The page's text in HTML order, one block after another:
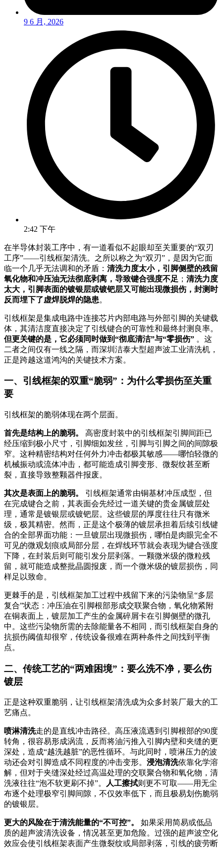
9 6 月, 2026
2:42 下午
在半导体封装工序中，有一道看似不起眼却至关重要的“双刃
工序”——引线框架清洗。之所以称之为“双刃”，是因为它面
临一个几乎无法调和的矛盾： 清洗力度太小，引脚侧壁的残留
氧化物和冲压油无法彻底剥离，导致键合强度不足 ； 清洗力度
太大，引脚表面的镀银层或镀钯层又可能出现微损伤，封测时
反而埋下了虚焊脱焊的隐患。
引线框架是集成电路中连接芯片内部电路与外部引脚的关键载
体，其清洁度直接决定了引线键合的可靠性和最终封测良率。
但更关键的是，它必须同时做到“彻底清洁”与“零损伤” 。这
二者之间仅有一线之隔，而深圳洁泰大型超声波工业清洗机，
正是跨越这道鸿沟的关键技术方案。
一、引线框架的双重“脆弱”：为什么零损伤至关重
要
引线框架的脆弱体现在两个层面。
首先是结构上的脆弱。
高密度封装中的引线框架引脚间距已
经压缩到极小尺寸，引脚细如发丝，引脚与引脚之间的间隙极
窄。这种精密结构对任何外力冲击都极其敏感——哪怕轻微的
机械振动或流体冲击，都可能造成引脚变形、微裂纹甚至断
裂，直接导致整颗器件报废。
其次是表面上的脆弱。
引线框架通常由铜基材冲压成型，但
在完成键合之前，其表面会先经过一道关键的贵金属镀层处
理，通常是镀银层或镀钯层。这些镀层的厚度往往只有微米
级，极其精密。然而，正是这个极薄的镀层承担着后续引线键
合的全部界面功能：一旦镀层出现微损伤，哪怕是肉眼完全不
可见的微观划痕或局部分层，在焊线环节就会表现为键合强度
下降，在封装后则可能引发分层剥落。一颗微米级的微粒残
留，就可能造成整批晶圆报废，而一个微米级的镀层损伤，同
样足以致命。
更棘手的是，引线框架加工过程中残留下来的污染物呈“多层
复合”状态：冲压油在引脚根部形成交联聚合物，氧化物紧附
在铜表面上，镀层加工产生的金属碎屑卡在引脚侧壁的微孔
中 。这些污染物所需的去除能量各不相同，而引线框架自身的
抗损伤阈值却很窄，传统设备很难在两种条件之间找到平衡
点。
二、传统工艺的“两难困境”：要么洗不净，要么伤
镀层
正是这种双重脆弱，让引线框架清洗成为众多封装厂最大的工
艺痛点。
喷淋清洗走的是直线冲击路径。高压液流遇到引脚根部的90度
转角，很容易形成涡流，反而将油污推入引脚内壁和夹缝的更
深处，造成“越洗越脏”的恶性循环。与此同时，喷淋压力的波
动还会对引脚造成不同程度的冲击变形。 浸泡清洗依靠化学溶
解，但对于夹缝深处经过高温处理的交联聚合物和氧化物，清
洗液往往“泡不软更刷不掉”。 人工擦拭则更不可取——用无尘
布逐个处理极窄引脚间隙，不仅效率低下，而且极易划伤脆弱
的镀银层。
更大的风险在于清洗能量的“不可控”。
如果采用简易或低品
质的超声波清洗设备，情况甚至更加危险。过强的超声波空化
效应会使引线框架表面产生微裂纹或局部剥落，引线的疲劳断